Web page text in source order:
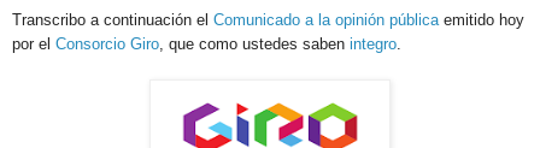
Transcribo a continuación el Comunicado a la opinión pública emitido hoy
por el Consorcio Giro , que como ustedes saben integro